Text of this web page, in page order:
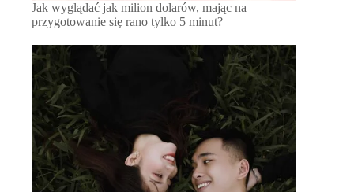
Jak wyglądać jak milion dolarów, mając na
przygotowanie się rano tylko 5 minut?